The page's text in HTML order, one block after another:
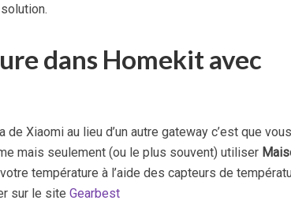
dans Homekit avec
Xiaomi au lieu d’un autre gateway c’est que
mais seulement (ou le plus souvent) utiliser
température à l’aide des capteurs de
sur le site Gearbest